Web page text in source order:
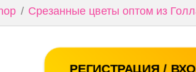
Срезанные цветы оптом из
РЕГИСТРАЦИЯ /